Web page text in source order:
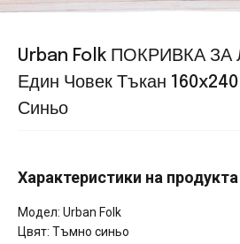
Urban Folk ПОКРИВКА ЗА
Един Човек Тъкан
Синьо
Характеристики на продукта
Модел: Urban Folk
Цвят: Тъмно синьо